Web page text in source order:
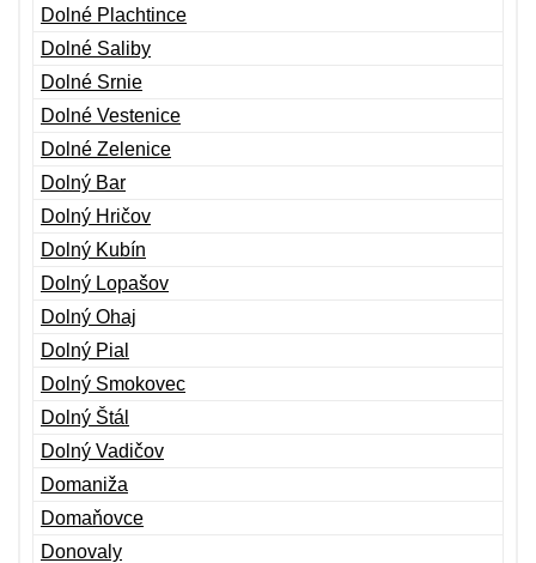
Dolné Plachtince
Dolné Saliby
Dolné Srnie
Dolné Vestenice
Dolné Zelenice
Dolný Bar
Dolný Hričov
Dolný Kubín
Dolný Lopašov
Dolný Ohaj
Dolný Pial
Dolný Smokovec
Dolný Štál
Dolný Vadičov
Domaniža
Domaňovce
Donovaly